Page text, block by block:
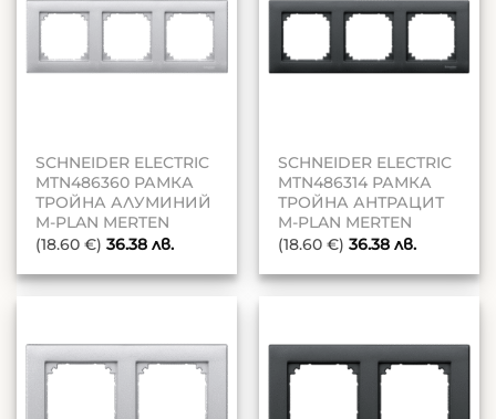
SCHNEIDER ELECTRIC
MTN486360 РАМКА
ТРОЙНА АЛУМИНИЙ
M-PLAN MERTEN
(18.60 €) 36.38лв.
SCHNEIDER ELECTRIC
MTN486314 РАМКА
ТРОЙНА АНТРАЦИТ
M-PLAN MERTEN
(18.60 €) 36.38лв.